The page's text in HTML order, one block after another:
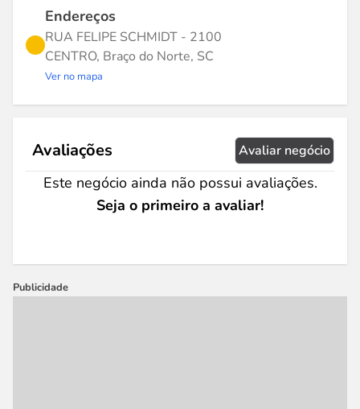
Endereços
RUA FELIPE SCHMIDT - 2100
CENTRO, Braço do Norte, SC
Ver no mapa
Avaliações Avaliar negócio
Este negócio ainda não possui avaliações.
Seja o primeiro a avaliar!
Publicidade